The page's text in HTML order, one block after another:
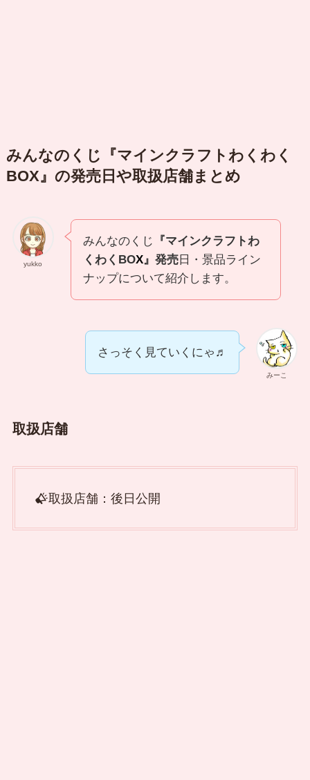
みんなのくじ『マインクラフトわくわく
BOX』の発売日や取扱店舗まとめ
yukko
みんなのくじ 『 マインクラフトわ
くわくBOX』 発売日・景品ライン
ナップについて紹介します。
みーこ
さっそく見ていくにゃ♬
取扱店舗
取扱店舗：後日公開